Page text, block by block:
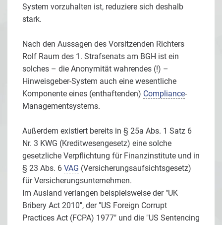
System vorzuhalten ist, reduziere sich deshalb
stark.
Nach den Aussagen des Vorsitzenden Richters
Rolf Raum des 1. Strafsenats am BGH ist ein
solches – die Anonymität wahrendes (!) –
Hinweisgeber-System auch eine wesentliche
Komponente eines (enthaftenden) Compliance-
Managementsystems.
Außerdem existiert bereits in § 25a Abs. 1 Satz 6
Nr. 3 KWG (Kreditwesengesetz) eine solche
gesetzliche Verpflichtung für Finanzinstitute und in
§ 23 Abs. 6 VAG (Versicherungsaufsichtsgesetz)
für Versicherungsunternehmen.
Im Ausland verlangen beispielsweise der "UK
Bribery Act 2010", der "US Foreign Corrupt
Practices Act (FCPA) 1977" und die "US Sentencing